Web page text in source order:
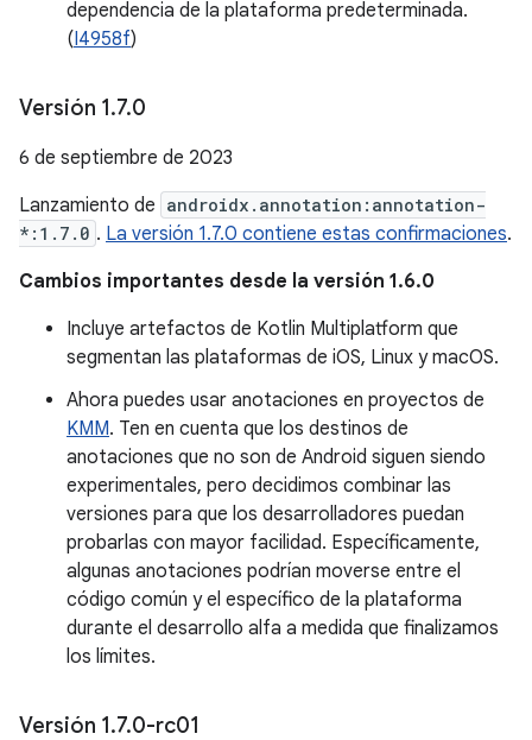
dependencia de la plataforma predeterminada.
(I4958f)
Versión 1.7.0
6 de septiembre de 2023
Lanzamiento de androidx.annotation:annotation-
*:1.7.0 . La versión 1.7.0 contiene estas confirmaciones.
Cambios importantes desde la versión 1.6.0
Incluye artefactos de Kotlin Multiplatform que
segmentan las plataformas de iOS, Linux y macOS.
Ahora puedes usar anotaciones en proyectos de
KMM. Ten en cuenta que los destinos de
anotaciones que no son de Android siguen siendo
experimentales, pero decidimos combinar las
versiones para que los desarrolladores puedan
probarlas con mayor facilidad. Específicamente,
algunas anotaciones podrían moverse entre el
código común y el específico de la plataforma
durante el desarrollo alfa a medida que finalizamos
los límites.
Versión 1.7.0-rc01